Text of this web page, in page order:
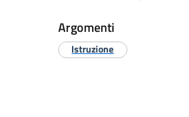
Argomenti
Istruzione